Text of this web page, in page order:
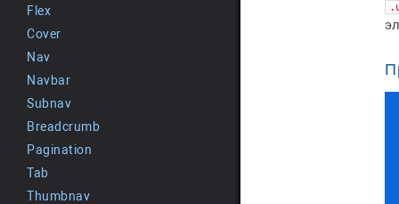
Flex
Cover
Nav
Navbar
Subnav
Breadcrumb
Pagination
Tab
Thumbnav